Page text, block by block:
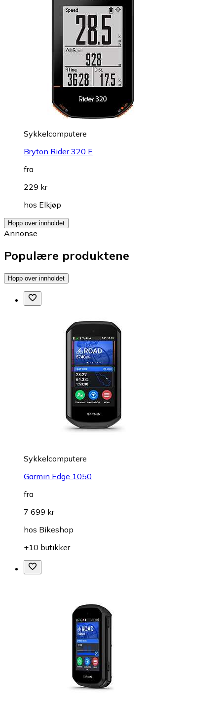
Sykkelcomputere
Bryton Rider 320 E
fra
229 kr
hos Elkjøp
Hopp over innholdet
Annonse
Populære produktene
Hopp over innholdet
Sykkelcomputere
Garmin Edge 1050
fra
7 699 kr
hos Bikeshop
+10 butikker